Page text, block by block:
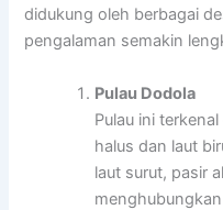
didukung oleh berbagai
pengalaman semakin
Pulau Dodola
Pulau ini
halus dan laut
laut surut, pasir